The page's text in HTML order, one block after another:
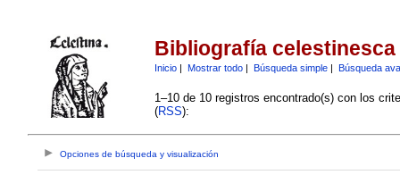
Bibliografía celestinesca
Inicio| Mostrar todo| Búsqueda simple| Búsqueda
1–10 de 10 registros encontrado(s) con los
(RSS):
Opciones de búsqueda y visualización